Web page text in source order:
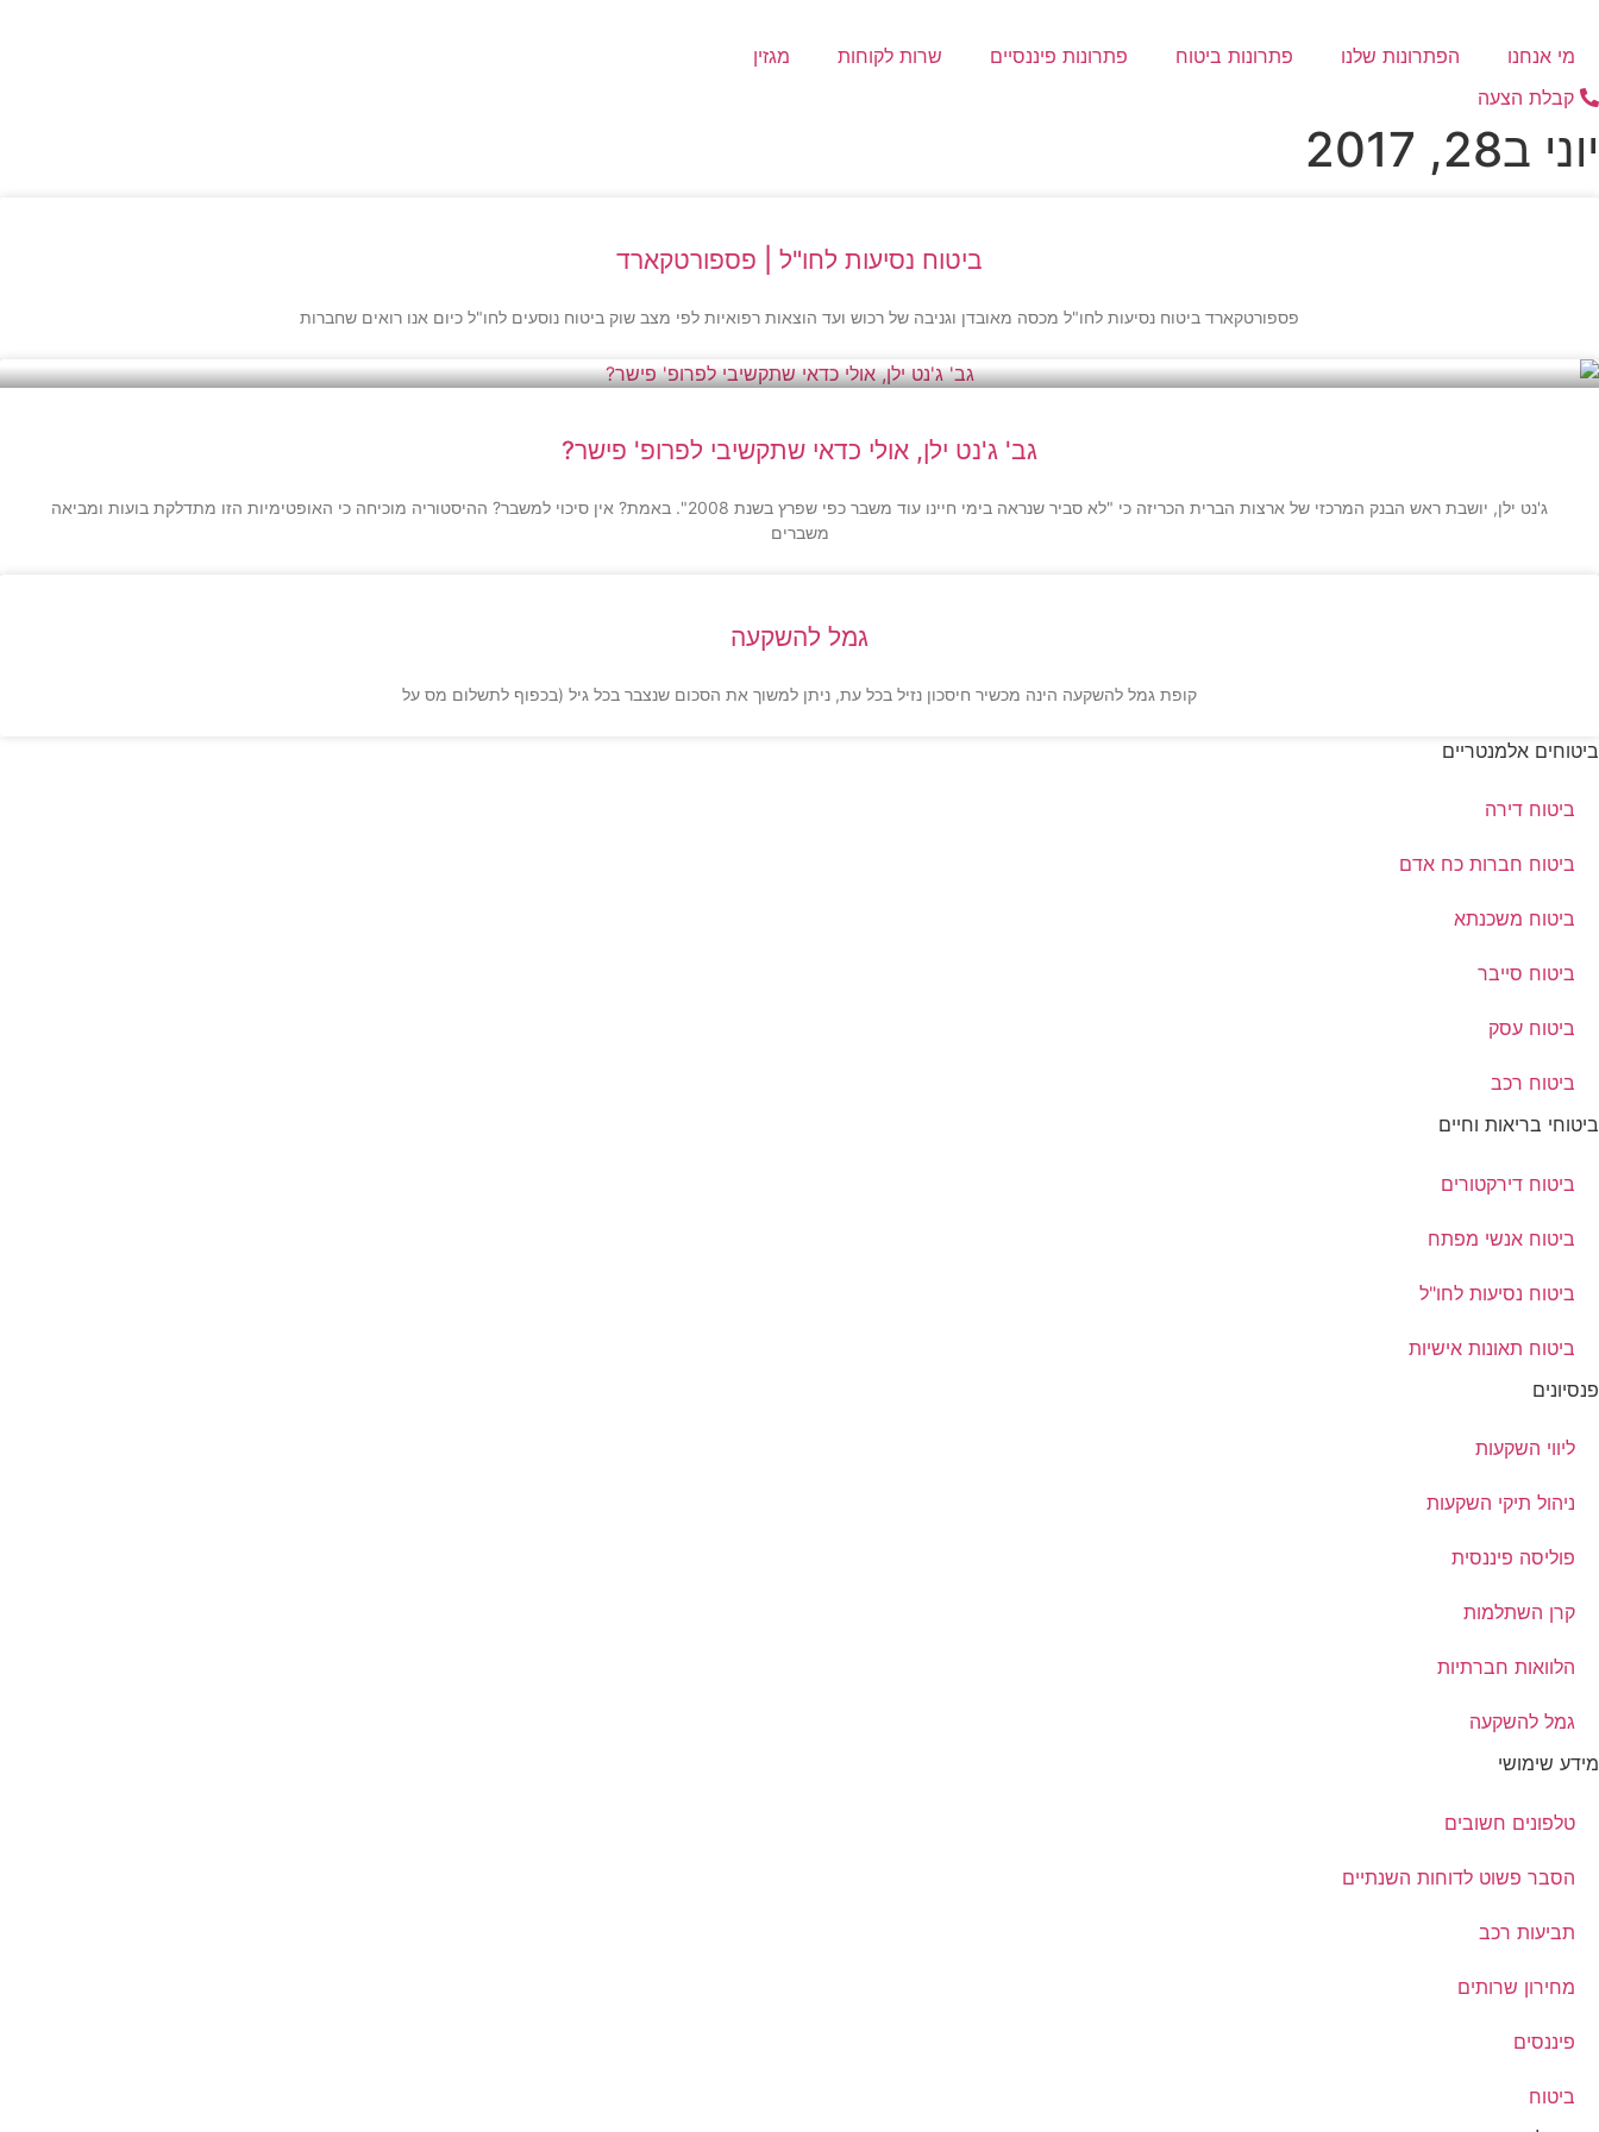
מי אנחנו הפתרונות שלנו פתרונות ביטוח פתרונות פיננסיים שרות לקוחות
מגזין
קבלת הצעה
יוני ב28, 2017
ביטוח נסיעות לחו"ל | פספורטקארד
פספורטקארד ביטוח נסיעות לחו"ל מכסה מאובדן וגניבה של רכוש ועד הוצאות רפואיות לפי מצב שוק ביטוח נוסעים לחו"ל כיום אנו רואים שחברות
גב' ג'נט ילן, אולי כדאי שתקשיבי לפרופ' פישר?
ג'נט ילן, יושבת ראש הבנק המרכזי של ארצות הברית הכריזה כי "לא סביר שנראה בימי חיינו עוד משבר כפי שפרץ בשנת 2008". באמת? אין סיכוי למשבר? ההיסטוריה מוכיחה כי האופטימיות הזו מתדלקת בועות ומביאה
משברים
גמל להשקעה
קופת גמל להשקעה הינה מכשיר חיסכון נזיל בכל עת, ניתן למשוך את הסכום שנצבר בכל גיל (בכפוף לתשלום מס על
ביטוחים אלמנטריים
ביטוח דירה
ביטוח חברות כח אדם
ביטוח משכנתא
ביטוח סייבר
ביטוח עסק
ביטוח רכב
ביטוחי בריאות וחיים
ביטוח דירקטורים
ביטוח אנשי מפתח
ביטוח נסיעות לחו"ל
ביטוח תאונות אישיות
פנסיונים
ליווי השקעות
ניהול תיקי השקעות
פוליסה פיננסית
קרן השתלמות
הלוואות חברתיות
גמל להשקעה
מידע שימושי
טלפונים חשובים
הסבר פשוט לדוחות השנתיים
תביעות רכב
מחירון שרותים
פיננסים
ביטוח